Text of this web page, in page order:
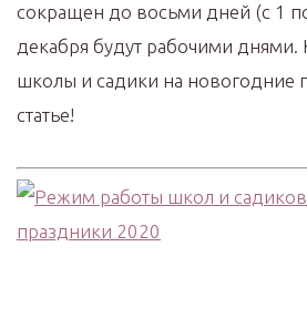
сокращен до восьми дней (с 1
декабря будут рабочими днями.
школы и садики на новогодние
статье!